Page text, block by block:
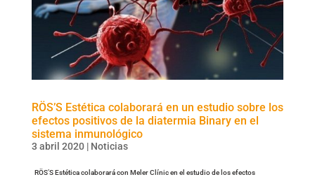
RÖS’S Estética colaborará en un estudio sobre los
efectos positivos de la diatermia Binary en el
sistema inmunológico
3 abril 2020| Noticias
RÖS’S Estética colaborará con Meler Clínic en el estudio de los efectos